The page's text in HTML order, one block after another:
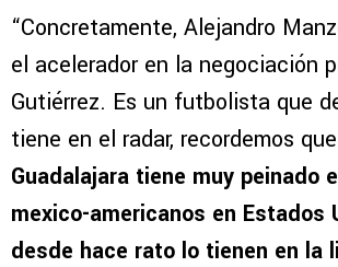
“Concretamente, Alejandro
el acelerador en la negociación
Gutiérrez. Es un futbolista que
tiene en el radar, recordemos
Guadalajara tiene muy peinado
mexico-americanos en Estados
desde hace rato lo tienen en la